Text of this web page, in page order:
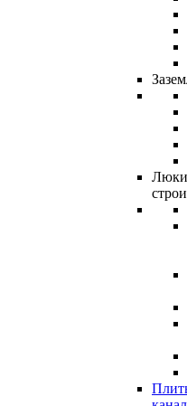
Люки